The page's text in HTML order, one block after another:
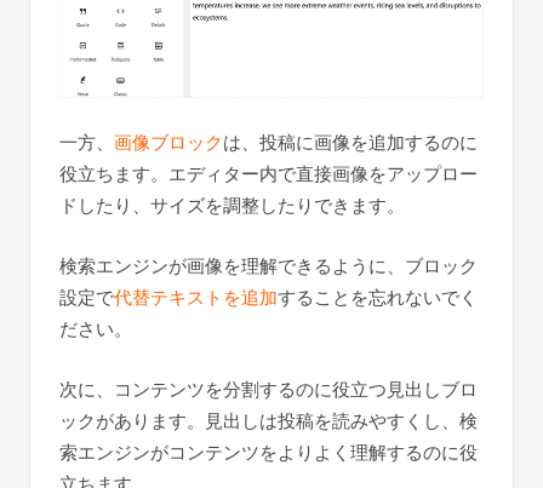
一方、 画像ブロックは、投稿に画像を追加するのに
役立ちます。エディター内で直接画像をアップロー
ドしたり、サイズを調整したりできます。
検索エンジンが画像を理解できるように、ブロック
設定で代替テキストを追加することを忘れないでく
ださい。
次に、コンテンツを分割するのに役立つ見出しブロ
ックがあります。見出しは投稿を読みやすくし、検
索エンジンがコンテンツをよりよく理解するのに役